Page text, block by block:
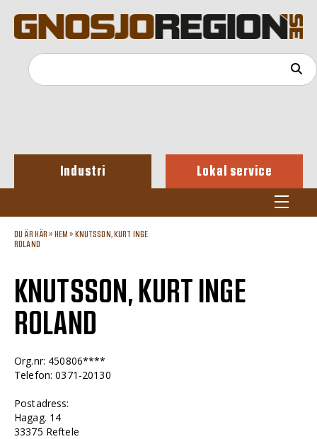
Industri Lokal service
DU ÄR HÄR » HEM » KNUTSSON, KURT INGE
ROLAND
KNUTSSON, KURT INGE
ROLAND
Org.nr: 450806****
Telefon: 0371-20130
Postadress:
Hagag. 14
33375 Reftele